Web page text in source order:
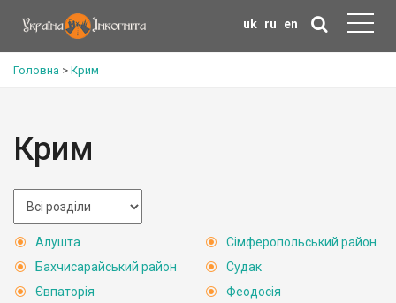
uk ru en
Головна > Крим
Крим
Алушта
Бахчисарайський район
Євпаторія
Сімферопольський район
Судак
Феодосія